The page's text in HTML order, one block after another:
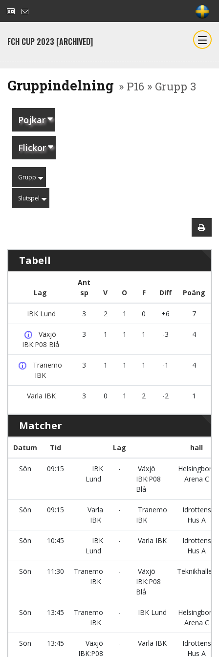
FCH CUP 2023 [ARCHIVED]
Gruppindelning » P16 » Grupp 3
Pojkar
Flickor
Grupp
Slutspel
Tabell
Lag
Ant
sp
V O F Diff Poäng
IBK Lund 3 2 1 0 +6 7
Växjö
IBK:P08 Blå
3 1 1 1 -3 4
Tranemo
IBK
3 1 1 1 -1 4
Varla IBK 3 0 1 2 -2 1
Matcher
Datum Tid Lag hall
Sön 09:15
IBK
Lund
-
Växjö
IBK:P08
Blå
Helsingborg
Arena C
Sön 09:15
Varla
IBK
-
Tranemo
IBK
Idrottens
Hus A
Sön 10:45
IBK
Lund
- Varla IBK
Idrottens
Hus A
Sön 11:30
Tranemo
IBK
-
Växjö
IBK:P08
Blå
Teknikhallen
Sön 13:45
Tranemo
IBK
- IBK Lund
Helsingborg
Arena C
Sön 13:45
Växjö
IBK:P08
- Varla IBK
Idrottens
Hus A